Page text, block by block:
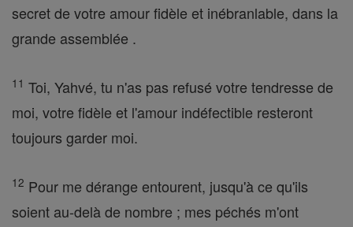
secret de votre amour fidèle et inébranlable, dans la
grande assemblée .
11 Toi, Yahvé, tu n'as pas refusé votre tendresse de
moi, votre fidèle et l'amour indéfectible resteront
toujours garder moi.
12 Pour me dérange entourent, jusqu'à ce qu'ils
soient au-delà de nombre ; mes péchés m'ont